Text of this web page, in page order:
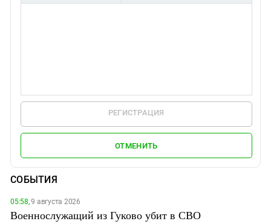
РЕГИСТРАЦИЯ
ОТМЕНИТЬ
СОБЫТИЯ
05:58,9 августа 2026
Военнослужащий из Гуково убит в СВО